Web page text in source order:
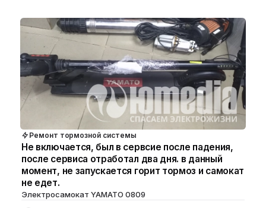
Ремонт тормозной системы
Не включается, был в сервсие после падения,
после сервиса отработал два дня. в данный
момент, не запускается горит тормоз и самокат
не едет.
Электросамокат YAMATO 0809